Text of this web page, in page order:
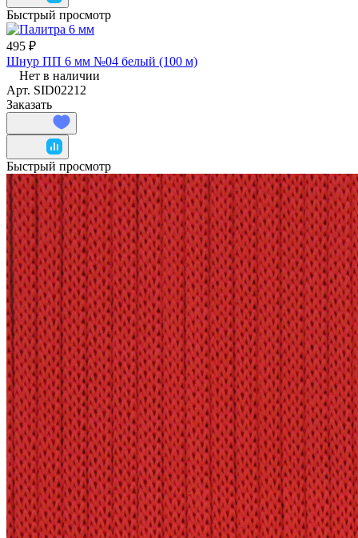
Быстрый просмотр
495 ₽
Шнур ПП 6 мм №04 белый (100 м)
Нет в наличии
Арт. SID02212
Заказать
Быстрый просмотр